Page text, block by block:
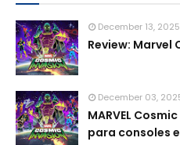
December 13, 2025
Review: Marvel
December 03,
MARVEL
para consoles e